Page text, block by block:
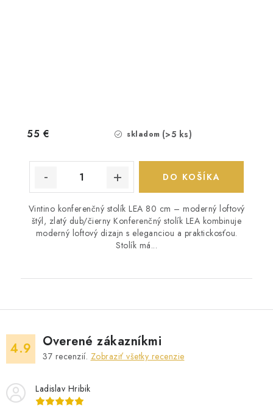
skladom (>5 ks)
55 €
DO KOŠÍKA
Vintino konferenčný stolík LEA 80 cm – moderný loftový
štýl, zlatý dub/čierny Konferenčný stolík LEA kombinuje
moderný loftový dizajn s eleganciou a praktickosťou.
Stolík má...
4.9 Overené zákazníkmi
37 recenzií. Zobraziť všetky recenzie
Ladislav Hribik